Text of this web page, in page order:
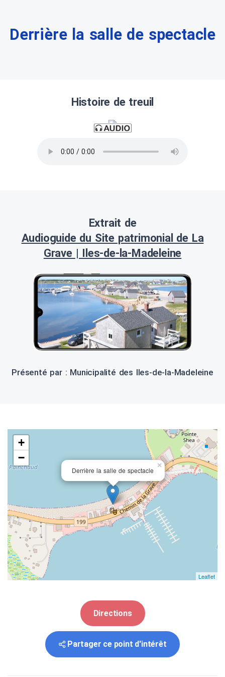
Derrière la salle de spectacle
Histoire de treuil
Extrait de
Audioguide du Site patrimonial de La
Grave | Iles-de-la-Madeleine
Présenté par : Municipalité des Iles-de-la-Madeleine
Derrière la salle de spectacle
×
+
−
Leaflet
Directions
Partager ce point d'intérêt